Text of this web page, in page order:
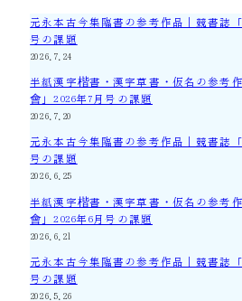
元永本古今集臨書の参考作品｜競書誌
号の課題
2026.7.24
半紙漢字楷書・漢字草書・仮名の参考
會」2026年7月号の課題
2026.7.20
元永本古今集臨書の参考作品｜競書誌
号の課題
2026.6.25
半紙漢字楷書・漢字草書・仮名の参考
會」2026年6月号の課題
2026.6.21
元永本古今集臨書の参考作品｜競書誌
号の課題
2026.5.26